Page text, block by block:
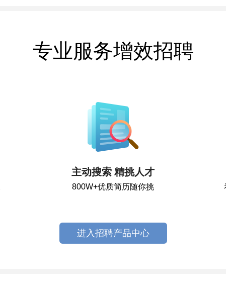
专业服务增效招聘
主动搜索 精挑人才
800W+优质简历随你挑
进入招聘产品中心